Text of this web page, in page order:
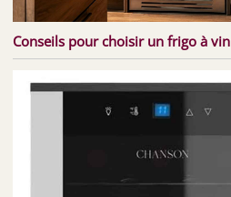
Conseils pour choisir un frigo à vin